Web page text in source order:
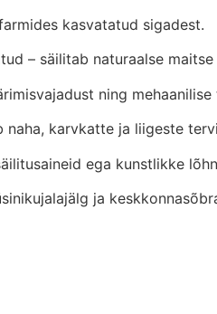
kasvatatud sigadest.
– säilitab naturaalse
ning
naha, karvkatte ja liigeste
ega kunstlikke
ja